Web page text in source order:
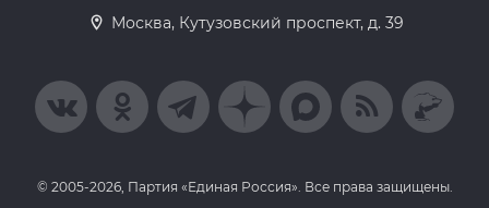
Москва, Кутузовский проспект, д. 39
© 2005-2026, Партия «Единая Россия». Все права защищены.